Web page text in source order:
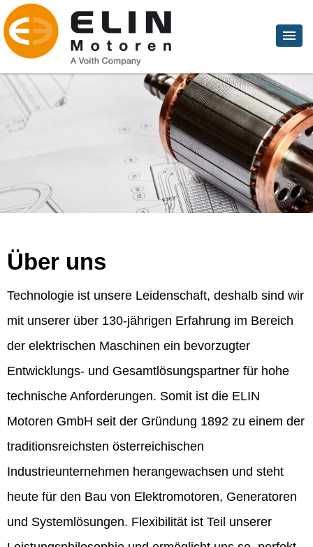
Über uns
Technologie ist unsere Leidenschaft, deshalb sind wir
mit unserer über 130-jährigen Erfahrung im Bereich
der elektrischen Maschinen ein bevorzugter
Entwicklungs- und Gesamtlösungspartner für hohe
technische Anforderungen. Somit ist die ELIN
Motoren GmbH seit der Gründung 1892 zu einem der
traditionsreichsten österreichischen
Industrieunternehmen herangewachsen und steht
heute für den Bau von Elektromotoren, Generatoren
und Systemlösungen. Flexibilität ist Teil unserer